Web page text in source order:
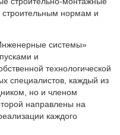
строительным нормам и
системы»
и
технологической
специалистов, каждый из
но и членом
направлены на
каждого